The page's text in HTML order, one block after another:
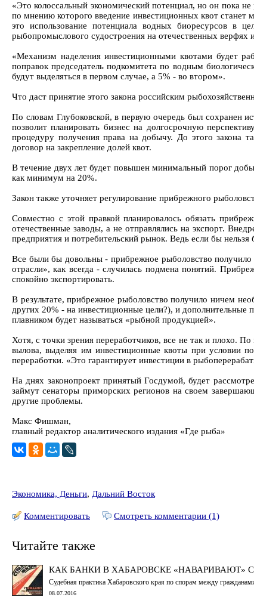
«Это колоссальный экономический потенциал, но он пока
по мнению которого введение инвестиционных квот
это использование потенциала водных биоресурсов в
рыбопромыслового судостроения на отечественных верфях
«Механизм наделения инвестиционными квотами будет
поправок председатель подкомитета по водным
будут выделяться в первом случае, а 5% - во втором».
Что даст принятие этого закона российским
По словам Глубоковской, в первую очередь был сохранен
позволит планировать бизнес на долгосрочную
процедуру получения права на добычу. До этого закона
договор на закрепление долей квот.
В течение двух лет будет повышен минимальный порог
как минимум на 20%.
Закон также уточняет регулирование прибрежного
Совместно с этой правкой планировалось обязать
отечественные заводы, а не отправлялись на экспорт.
предприятия и потребительский рынок. Ведь если бы
Все были бы довольны - прибрежное рыболовство
отрасли», как всегда - случилась подмена понятий.
спокойно экспортировать.
В результате, прибрежное рыболовство получило ничем
других 20% - на инвестиционные цели?), и
плавником будет называться «рыбной продукцией».
Хотя, с точки зрения переработчиков, все не так и плохо.
вылова, выделяя им инвестиционные квоты при условии
переработки. «Это гарантирует инвестиции в
На днях законопроект принятый Госдумой, будет
займут сенаторы приморских регионов на своем
другие проблемы.
Макс Фишман,
главный редактор аналитического издания «Где рыба»
Экономика, Деньги, Дальний Восток
Комментировать Смотреть комментарии (1)
Читайте также
КАК БАНКИ В ХАБАРОВСКЕ «НАВАРИВАЮТ»
Судебная практика Хабаровского края по спорам между
08.07.2016